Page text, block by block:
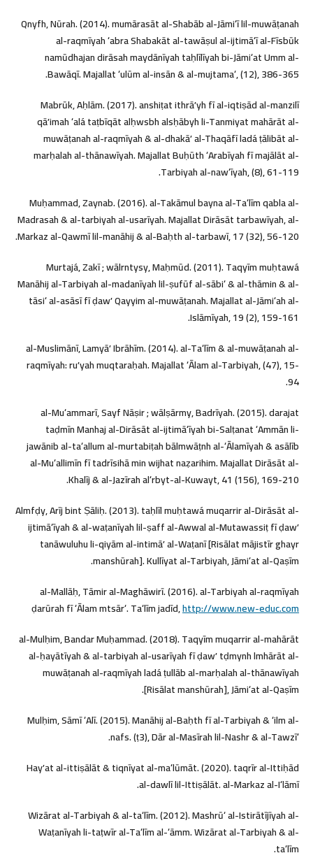
Qnyfh, Nūrah. (2014). mumārasāt al-Shabāb al-Jāmiʻī lil-muwāṭanah
al-raqmīyah ʻabra Shabakāt al-tawāṣul al-ijtimāʻī al-Fīsbūk
namūdhajan dirāsah maydānīyah taḥlīlīyah bi-Jāmiʻat Umm al-
Bawāqī. Majallat ʻulūm al-insān & al-mujtamaʻ, (12), 386-365.
Mabrūk, Aḥlām. (2017). anshiṭat ithrāʼyh fī al-iqtiṣād al-manzilī
qāʼimah ʻalá taṭbīqāt alḥwsbh alsḥābyh li-Tanmiyat mahārāt al-
muwāṭanah al-raqmīyah & al-dhakāʼ al-Thaqāfī ladá ṭālibāt al-
marḥalah al-thānawīyah. Majallat Buḥūth ʻArabīyah fī majālāt al-
Tarbiyah al-nawʻīyah, (8), 61-119.
Muḥammad, Zaynab. (2016). al-Takāmul bayna al-Taʻlīm qabla al-
Madrasah & al-tarbiyah al-usarīyah. Majallat Dirāsāt tarbawīyah, al-
Markaz al-Qawmī lil-manāhij & al-Baḥth al-tarbawī, 17 (32), 56-120.
Murtajá, Zakī ; wālrntysy, Maḥmūd. (2011). Taqyīm muḥtawá
Manāhij al-Tarbiyah al-madanīyah lil-ṣufūf al-sābiʻ & al-thāmin & al-
tāsiʻ al-asāsī fī ḍawʼ Qayyim al-muwāṭanah. Majallat al-Jāmiʻah al-
Islāmīyah, 19 (2), 159-161.
al-Muslimānī, Lamyāʼ Ibrāhīm. (2014). al-Taʻlīm & al-muwāṭanah al-
raqmīyah: ruʼyah muqtaraḥah. Majallat ʻĀlam al-Tarbiyah, (47), 15-
94.
al-Muʻammarī, Sayf Nāṣir ; wālṣārmy, Badrīyah. (2015). darajat
taḍmīn Manhaj al-Dirāsāt al-ijtimāʻīyah bi-Salṭanat ʻAmmān li-
jawānib al-taʻallum al-murtabiṭah bālmwāṭnh al-ʻĀlamīyah & asālīb
al-Muʻallimīn fī tadrīsihā min wijhat naẓarihim. Majallat Dirāsāt al-
Khalīj & al-Jazīrah alʻrbyt-al-Kuwayt, 41 (156), 169-210.
Almfḍy, Arīj bint Ṣāliḥ. (2013). taḥlīl muḥtawá muqarrir al-Dirāsāt al-
ijtimāʻīyah & al-waṭanīyah lil-ṣaff al-Awwal al-Mutawassiṭ fī ḍawʼ
tanāwuluhu li-qiyām al-intimāʼ al-Waṭanī [Risālat mājistīr ghayr
manshūrah]. Kullīyat al-Tarbiyah, Jāmiʻat al-Qaṣīm.
al-Mallāḥ, Tāmir al-Maghāwirī. (2016). al-Tarbiyah al-raqmīyah
ḍarūrah fī ʻĀlam mtsārʻ. Taʻlīm jadīd,http://www.new-educ.com
al-Mulḥim, Bandar Muḥammad. (2018). Taqyīm muqarrir al-mahārāt
al-ḥayātīyah & al-tarbiyah al-usarīyah fī ḍawʼ tḍmynh lmhārāt al-
muwāṭanah al-raqmīyah ladá ṭullāb al-marḥalah al-thānawīyah
[Risālat manshūrah], Jāmiʻat al-Qaṣīm.
Mulḥim, Sāmī ʻAlī. (2015). Manāhij al-Baḥth fī al-Tarbiyah & ʻilm al-
nafs. (ṭ3), Dār al-Masīrah lil-Nashr & al-Tawzīʻ.
Hayʼat al-ittiṣālāt & tiqnīyat al-maʻlūmāt. (2020). taqrīr al-Ittiḥād
al-dawlī lil-Ittiṣālāt. al-Markaz al-Iʻlāmī.
Wizārat al-Tarbiyah & al-taʻlīm. (2012). Mashrūʻ al-Istirātījīyah al-
Waṭanīyah li-taṭwīr al-Taʻlīm al-ʻāmm. Wizārat al-Tarbiyah & al-
taʻlīm.